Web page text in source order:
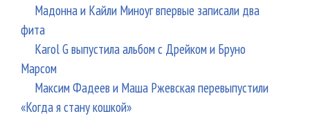
Мадонна и Кайли Миноуг впервые записали два
фита
Karol G выпустила альбом с Дрейком и Бруно
Марсом
Максим Фадеев и Маша Ржевская перевыпустили
«Когда я стану кошкой»